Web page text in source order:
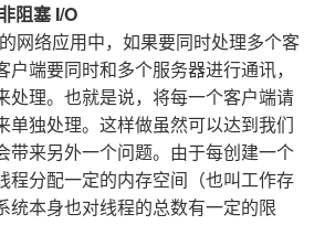
阻塞 I/O
的网络应用中，如果要同时处理多个客
户端要同时和多个服务器进行通讯，
处理。也就是说，将每一个客户端请
单独处理。这样做虽然可以达到我们
带来另外一个问题。由于每创建一个
程分配一定的内存空间（也叫工作存
统本身也对线程的总数有一定的限